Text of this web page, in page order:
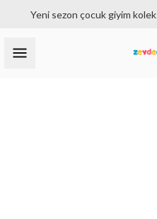
Yeni sezon çocuk giyim